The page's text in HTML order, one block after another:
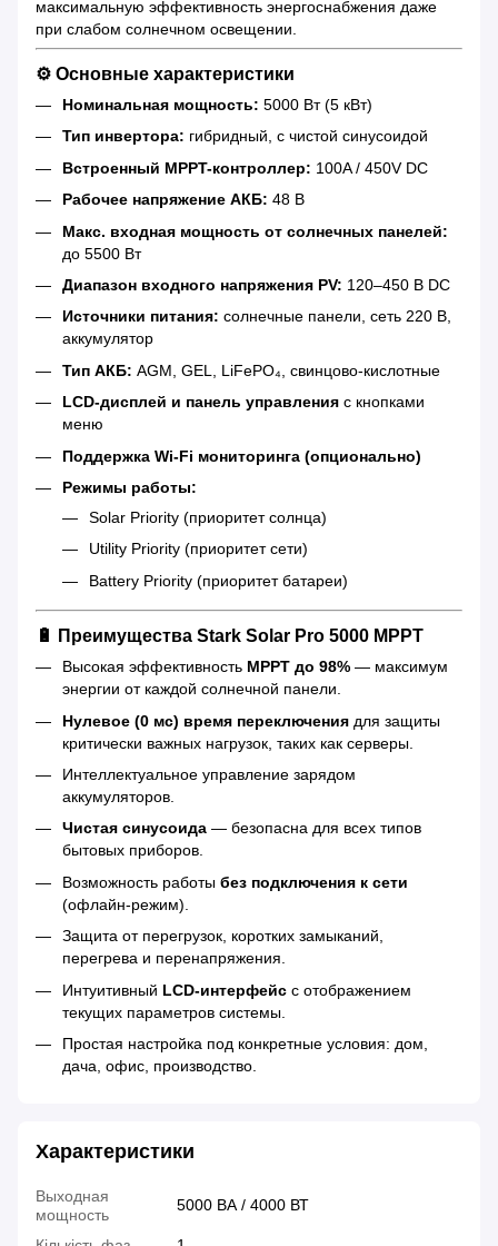
максимальную эффективность энергоснабжения даже
при слабом солнечном освещении.
⚙️ Основные характеристики
Номинальная мощность: 5000 Вт (5 кВт)
Тип инвертора: гибридный, с чистой синусоидой
Встроенный MPPT-контроллер: 100A / 450V DC
Рабочее напряжение АКБ: 48 В
Макс. входная мощность от солнечных панелей:
до 5500 Вт
Диапазон входного напряжения PV: 120–450 В DC
Источники питания: солнечные панели, сеть 220 В,
аккумулятор
Тип АКБ: AGM, GEL, LiFePO₄, свинцово-кислотные
LCD-дисплей и панель управления с кнопками
меню
Поддержка Wi-Fi мониторинга (опционально)
Режимы работы:
Solar Priority (приоритет солнца)
Utility Priority (приоритет сети)
Battery Priority (приоритет батареи)
🔋 Преимущества Stark Solar Pro 5000 MPPT
Высокая эффективность MPPT до 98% — максимум
энергии от каждой солнечной панели.
Нулевое (0 мс) время переключения для защиты
критически важных нагрузок, таких как серверы.
Интеллектуальное управление зарядом
аккумуляторов.
Чистая синусоида — безопасна для всех типов
бытовых приборов.
Возможность работы без подключения к сети
(офлайн-режим).
Защита от перегрузок, коротких замыканий,
перегрева и перенапряжения.
Интуитивный LCD-интерфейс с отображением
текущих параметров системы.
Простая настройка под конкретные условия: дом,
дача, офис, производство.
Характеристики
Выходная
мощность
5000 ВА / 4000 ВТ